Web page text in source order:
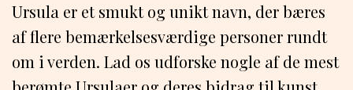
Ursula er et smukt og unikt navn, der bæres
af flere bemærkelsesværdige personer rundt
om i verden. Lad os udforske nogle af de mest